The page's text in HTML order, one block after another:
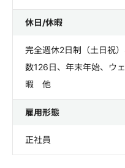
休日/休暇
完全週休2日制（土日祝
数126日、年末年始、ウ
暇 他
雇用形態
正社員